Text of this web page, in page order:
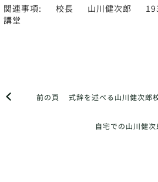
関連事項: 校長 山川健次郎
講堂
前の頁 式辞を述べる山川健次郎
自宅での山川健